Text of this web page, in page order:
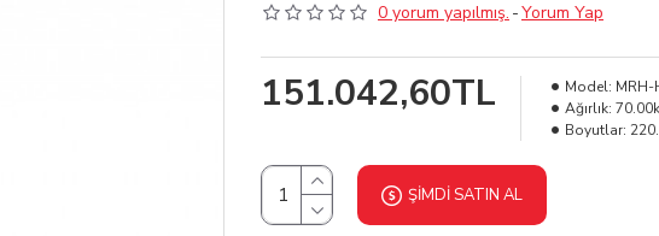
0 yorum yapılmış. -Yorum Yap
151.042,60TL Model:
Ağırlık:
Boyutlar:
ŞIMDI SATIN AL